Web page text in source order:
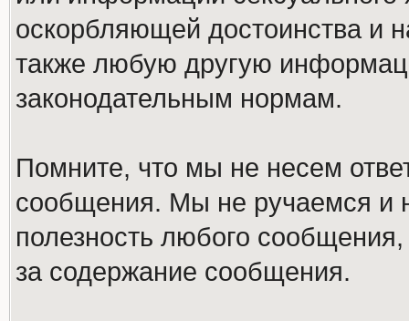
оскорбляющей достоинства и
также любую другую
законодательным нормам.
Помните, что мы не несем
сообщения. Мы не ручаемся и
полезность любого
за содержание сообщения.